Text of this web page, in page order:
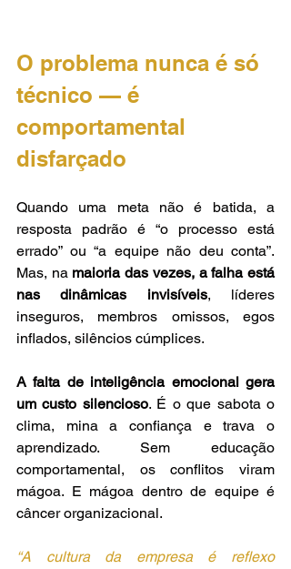
O problema nunca é só
técnico — é
comportamental
disfarçado
Quando uma meta não é batida, a
resposta padrão é “o processo está
errado” ou “a equipe não deu conta”.
Mas, na maioria das vezes, a falha está
nas dinâmicas invisíveis, líderes
inseguros, membros omissos, egos
inflados, silêncios cúmplices.
A falta de inteligência emocional gera
um custo silencioso. É o que sabota o
clima, mina a confiança e trava o
aprendizado. Sem educação
comportamental, os conflitos viram
mágoa. E mágoa dentro de equipe é
câncer organizacional.
“A cultura da empresa é reflexo